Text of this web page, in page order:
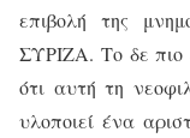
επιβολή της
ΣΥΡΙΖΑ. Το δε πιο
ότι αυτή τη
υλοποιεί ένα